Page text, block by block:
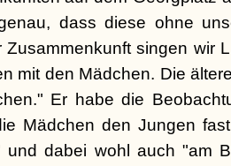
dass diese ohne
Zusammenkunft singen wir
mit den Mädchen. Die
Er habe die
Mädchen den Jungen
und dabei wohl auch "am